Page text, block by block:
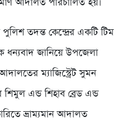
আদালত পরিচালিত হয়।
তদন্ত কেন্দ্রের একটি টিম
ধন্যবাদ জানিয়ে উপজেলা
ম্যাজিস্ট্রেট সুমন
শিমুল এন্ড শিহাব ব্রেড এন্ড
ভ্রাম্যমান আদালত